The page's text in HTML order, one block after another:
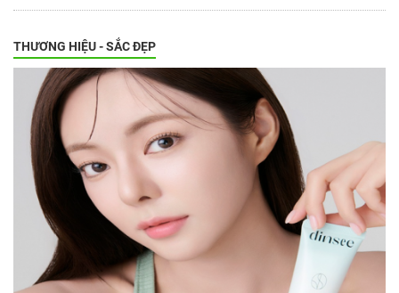
THƯƠNG HIỆU - SẮC ĐẸP